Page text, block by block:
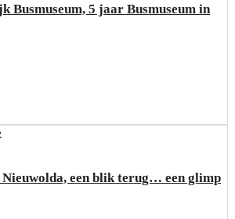
Busmuseum, 5 jaar Busmuseum in
een blik terug… een glimp